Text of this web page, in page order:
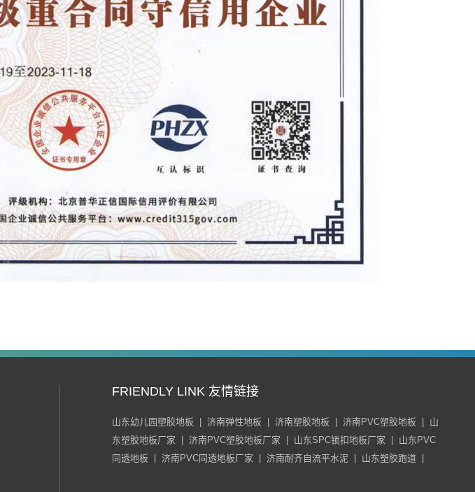
FRIENDLY LINK 友情链接
山东幼儿园塑胶地板 济南弹性地板 济南塑胶地板 济南PVC塑胶地板
山
东塑胶地板厂家
济南PVC塑胶地板厂家 山东SPC锁扣地板厂家
山东PVC
同透地板
济南PVC同透地板厂家 济南耐齐自流平水泥 山东塑胶跑道